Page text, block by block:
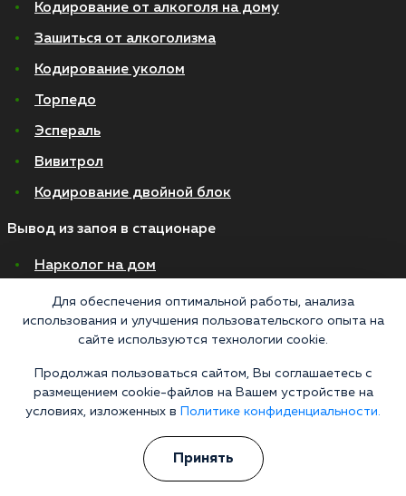
Кодирование от алкоголя на дому
Зашиться от алкоголизма
Кодирование уколом
Торпедо
Эспераль
Вивитрол
Кодирование двойной блок
Вывод из запоя в стационаре
Нарколог на дом
Капельница от запоя на дому
Капельница от запоя в стационаре
Детоксикация
Экстренное вытрезвление
Лечение алкоголизма в стационаре
Для обеспечения оптимальной работы, анализа
использования и улучшения пользовательского опыта на
сайте используются технологии cookie.
Продолжая пользоваться сайтом, Вы соглашаетесь с
размещением cookie-файлов на Вашем устройстве на
условиях, изложенных в
Политике конфиденциальности.
Принять